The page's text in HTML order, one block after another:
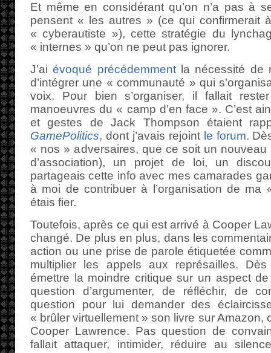
Et même en considérant qu’on n’a pas à
pensent « les autres » (ce qui confirmerait
« cyberautiste »), cette stratégie du
« internes » qu’on ne peut pas ignorer.
J’aiévoqué précédemmentla nécessité de
d’intégrer une « communauté » qui
voix. Pour bien s’organiser, il fallait
manoeuvres du « camp d’en face ». C’est
et gestes de Jack Thompson étaient
GamePolitics, dont j’avais rejoint le forum.
« nos » adversaires, que ce soit un
d’association), un projet de loi, un
partageais cette info avec mes camarades
à moi de contribuer à l’organisation de ma
étais fier.
Toutefois, après ce qui est arrivé à Cooper
changé. De plus en plus, dans les
action ou une prise de parole étiquetée
multiplier les appels aux représailles.
émettre la moindre critique sur un aspect
question d’argumenter, de réfléchir, de
question pour lui demander des
« brûler virtuellement » son livre sur Amazon,
Cooper Lawrence. Pas question de
fallait attaquer, intimider, réduire au